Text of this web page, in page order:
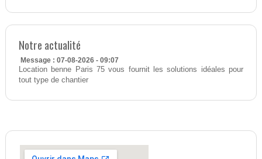
Notre actualité
Message : 07-08-2026 - 09:07
Location benne Paris 75 vous fournit les solutions idéales pour
tout type de chantier